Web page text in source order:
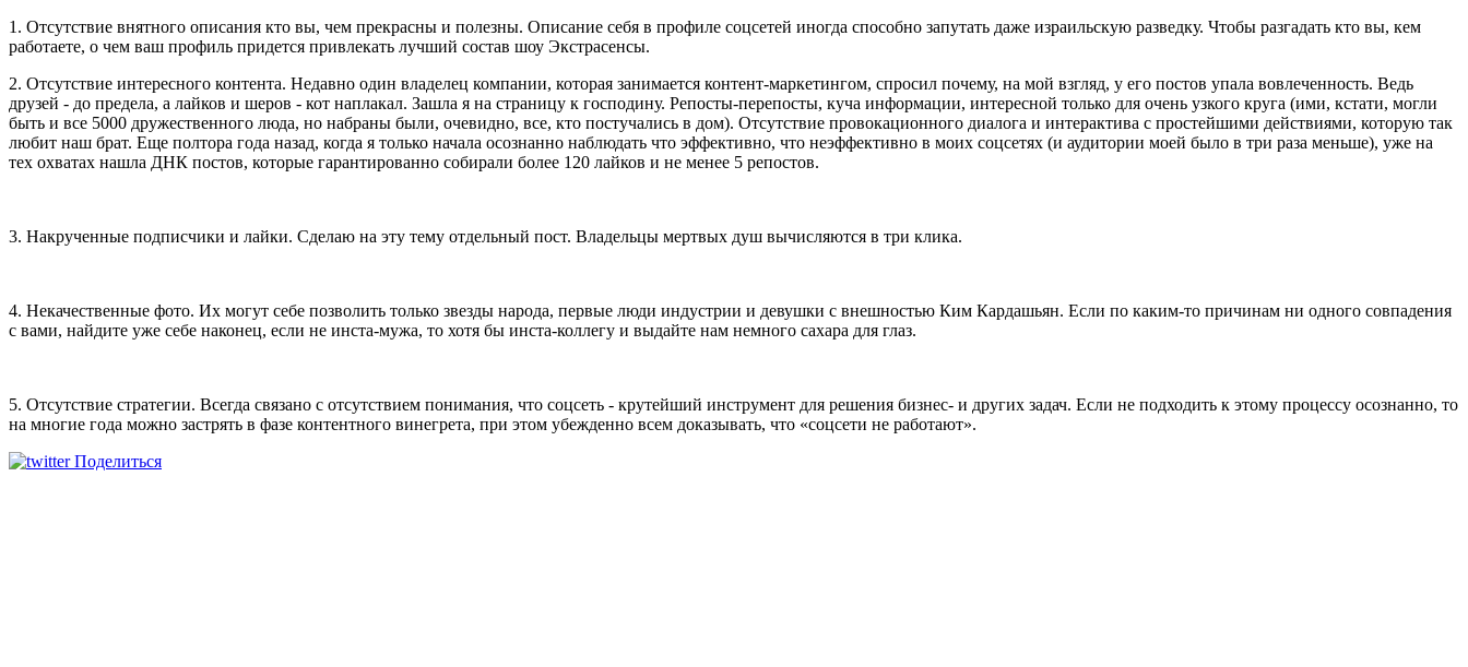
1. Отсутствие внятного описания кто вы, чем прекрасны и полезны. Описание себя в профиле соцсетей иногда способно запутать даже израильскую разведку. Чтобы разгадать кто вы, кем
работаете, о чем ваш профиль придется привлекать лучший состав шоу Экстрасенсы.
2. Отсутствие интересного контента. Недавно один владелец компании, которая занимается контент-маркетингом, спросил почему, на мой взгляд, у его постов упала вовлеченность. Ведь
друзей - до предела, а лайков и шеров - кот наплакал. Зашла я на страницу к господину. Репосты-перепосты, куча информации, интересной только для очень узкого круга (ими, кстати, могли
быть и все 5000 дружественного люда, но набраны были, очевидно, все, кто постучались в дом). Отсутствие провокационного диалога и интерактива с простейшими действиями, которую так
любит наш брат. Еще полтора года назад, когда я только начала осознанно наблюдать что эффективно, что неэффективно в моих соцсетях (и аудитории моей было в три раза меньше), уже на
тех охватах нашла ДНК постов, которые гарантированно собирали более 120 лайков и не менее 5 репостов.
3. Накрученные подписчики и лайки. Сделаю на эту тему отдельный пост. Владельцы мертвых душ вычисляются в три клика.
4. Некачественные фото. Их могут себе позволить только звезды народа, первые люди индустрии и девушки с внешностью Ким Кардашьян. Если по каким-то причинам ни одного совпадения
с вами, найдите уже себе наконец, если не инста-мужа, то хотя бы инста-коллегу и выдайте нам немного сахара для глаз.
5. Отсутствие стратегии. Всегда связано с отсутствием понимания, что соцсеть - крутейший инструмент для решения бизнес- и других задач. Если не подходить к этому процессу осознанно, то
на многие года можно застрять в фазе контентного винегрета, при этом убежденно всем доказывать, что «соцсети не работают».
Поделиться